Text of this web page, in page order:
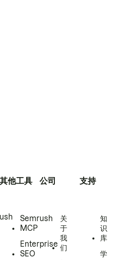
其他工具
Semrush
MCP
Enterprise
SEO
公司
关
于
我
们
支持
知
识
库
学